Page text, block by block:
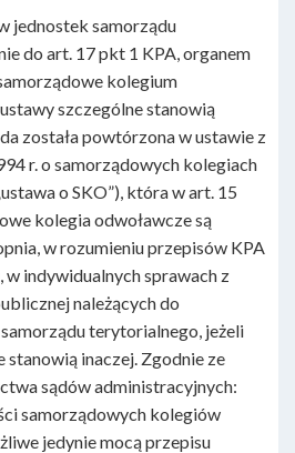
jednostek samorządu
do art. 17 pkt 1 KPA, organem
kolegium
szczególne stanowią
została powtórzona w ustawie z
r. o samorządowych kolegiach
o SKO”), która w art. 15
kolegia odwoławcze są
w rozumieniu przepisów KPA
indywidualnych sprawach z
należących do
terytorialnego, jeżeli
stanowią inaczej. Zgodnie ze
sądów administracyjnych:
samorządowych kolegiów
jedynie mocą przepisu